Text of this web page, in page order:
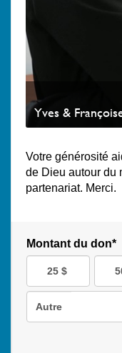
Yves &
Votre générosité
de Dieu autour du
partenariat. Merci.
Montant du don*
25 $
Autre